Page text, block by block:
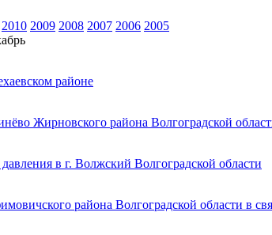
2010 2009 2008 2007 2006 2005
районе
Жирновского района Волгоградской
в г. Волжский Волгоградской области
района Волгоградской области в